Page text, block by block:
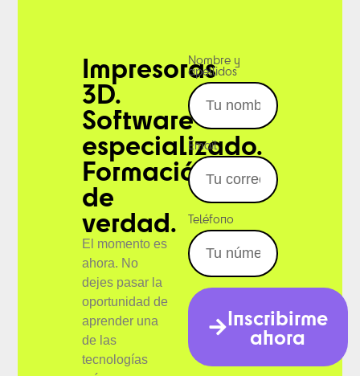
Impresoras
3D.
Software
especializado.
Formación
de
verdad.
El momento es
ahora. No
dejes pasar la
oportunidad de
aprender una
de las
tecnologías
Nombre y
apellidos
Email
Teléfono
Inscribirme
ahora